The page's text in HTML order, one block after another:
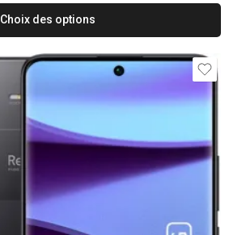
Choix des options